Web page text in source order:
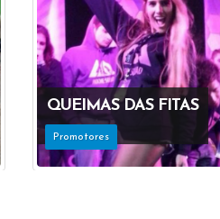
QUEIMAS DAS FITAS
Promotores